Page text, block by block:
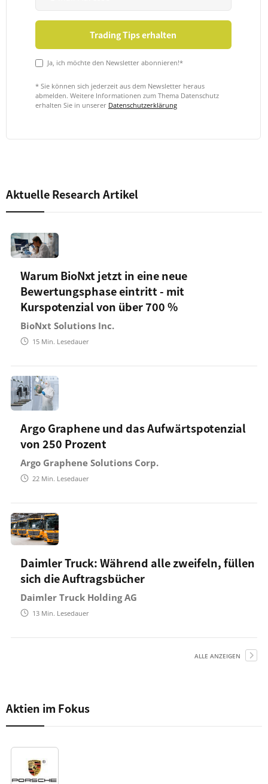
Ja, ich möchte den Newsletter abonnieren!*
* Sie können sich jederzeit aus dem Newsletter heraus
abmelden. Weitere Informationen zum Thema Datenschutz
erhalten Sie in unserer Datenschutzerklärung
Aktuelle Research Artikel
Warum BioNxt jetzt in eine neue
Bewertungsphase eintritt - mit
Kurspotenzial von über 700 %
BioNxt Solutions Inc.
15 Min. Lesedauer
Argo Graphene und das Aufwärtspotenzial
von 250 Prozent
Argo Graphene Solutions Corp.
22 Min. Lesedauer
Daimler Truck: Während alle zweifeln, füllen
sich die Auftragsbücher
Daimler Truck Holding AG
13 Min. Lesedauer
ALLE ANZEIGEN
Aktien im Fokus